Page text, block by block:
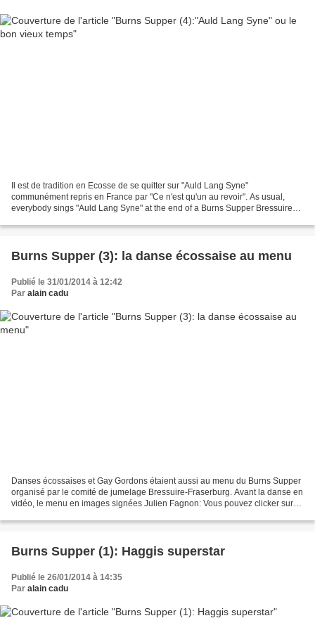
Il est de tradition en Ecosse de se quitter sur "Auld Lang Syne"
communément repris en France par "Ce n'est qu'un au revoir". As usual,
everybody sings "Auld Lang Syne" at the end of a Burns Supper Bressuire
Burns Supper (3): la danse écossaise au menu
Publié le 31/01/2014 à 12:42
Par alain cadu
Danses écossaises et Gay Gordons étaient aussi au menu du Burns Supper
organisé par le comité de jumelage Bressuire-Fraserburg. Avant la danse en
vidéo, le menu en images signées Julien Fagnon: Vous pouvez clicker sur
Burns Supper (1): Haggis superstar
Publié le 26/01/2014 à 14:35
Par alain cadu